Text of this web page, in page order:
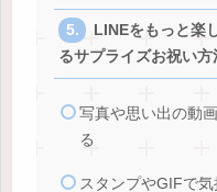
LINEをもっと楽
るサプライズお祝い方
写真や思い出の動
る
スタンプやGIFで